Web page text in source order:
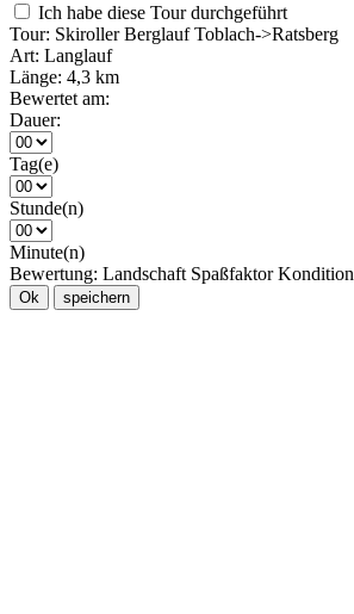
Ich habe diese Tour durchgeführt
Tour: Skiroller Berglauf Toblach->Ratsberg
Art: Langlauf
Länge: 4,3 km
Bewertet am:
Dauer:
Tag(e)
Stunde(n)
Minute(n)
Bewertung: Landschaft Spaßfaktor Kondition
Ok speichern